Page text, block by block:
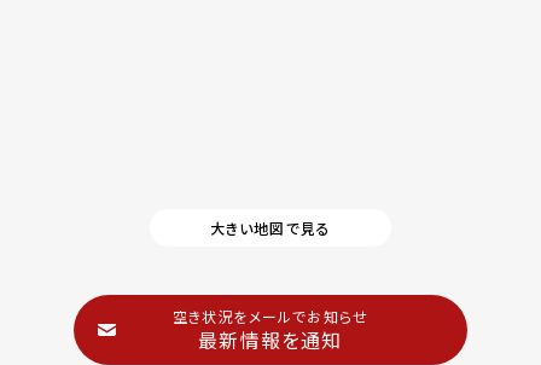
大きい地図で見る
空き状況をメールでお知らせ
最新情報を通知